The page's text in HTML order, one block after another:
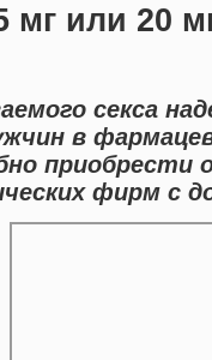
мг или 20
секса
в
приобрести
фирм с